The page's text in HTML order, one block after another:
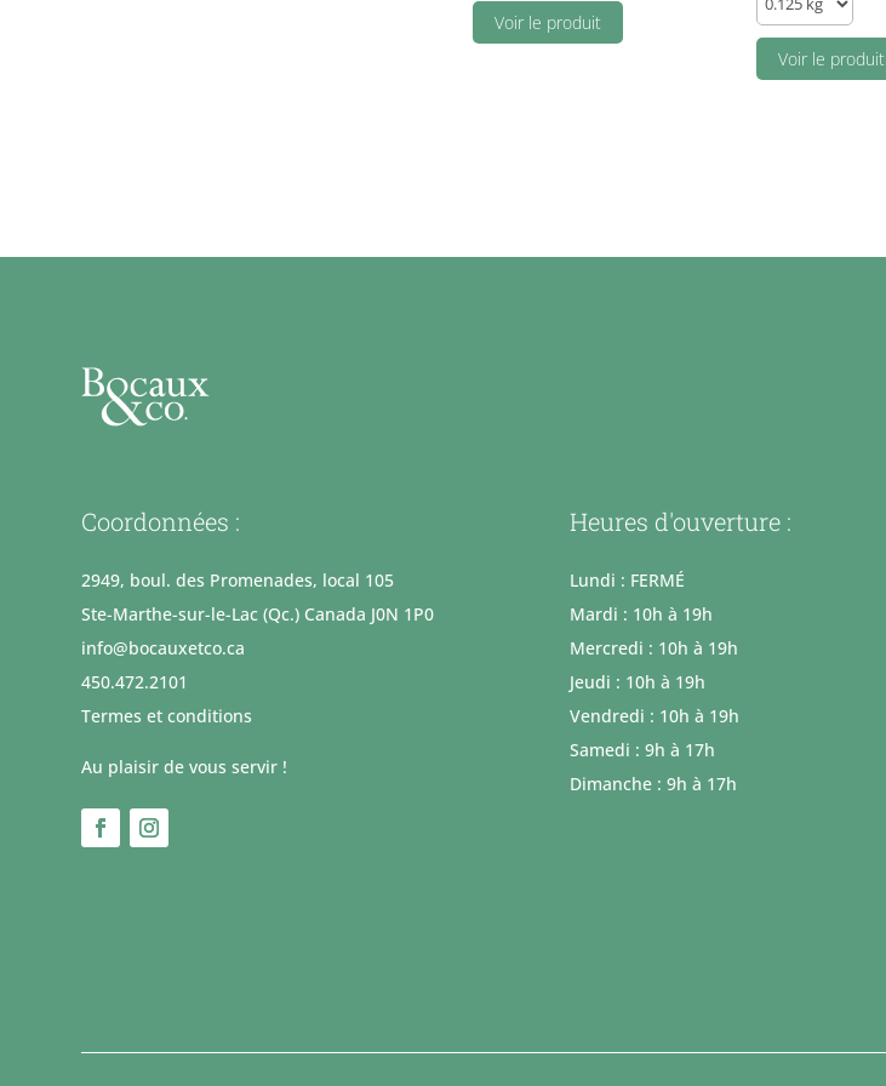
quantity
Voir le produit
fumé
(espagnol)
Voir le produit
Coordonnées :
2949, boul. des Promenades, local 105
Ste-Marthe-sur-le-Lac (Qc.) Canada J0N 1P0
info@bocauxetco.ca
450.472.2101
Termes et conditions
Au plaisir de vous servir !
Heures d'ouverture :
Lundi : FERMÉ
Mardi : 10h à 19h
Mercredi : 10h à 19h
Jeudi : 10h à 19h
Vendredi : 10h à 19h
Samedi : 9h à 17h
Dimanche : 9h à 17h